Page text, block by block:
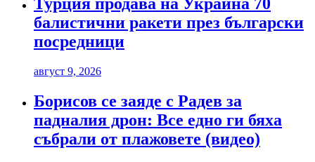
Турция продава на Украйна 70
балистични ракети през български
посредници
август 9, 2026
Борисов се заяде с Радев за
падналия дрон: Все едно ги бяха
събрали от плажовете (видео)